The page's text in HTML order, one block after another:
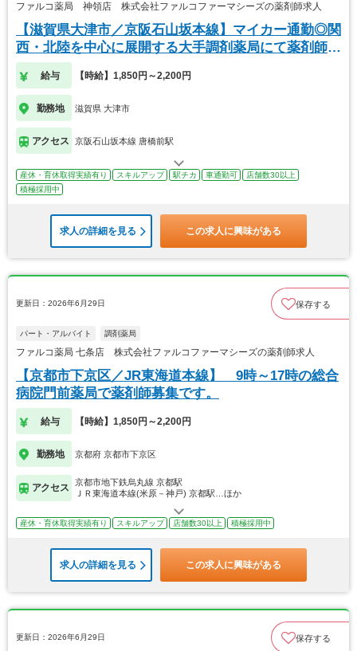
ファルコ薬局 神領店 株式会社ファルコファーマシーズの薬剤師求人
【滋賀県大津市／京阪石山坂本線】マイカー通勤◎関
西・北陸を中心に展開する大手調剤薬局にて薬剤師の
募集
給与 【時給】1,850円～2,200円
勤務地 滋賀県 大津市
アクセス 京阪石山坂本線 唐橋前駅
産休・育休取得実績有り スキルアップ 駅チカ 車通勤可
店舗数30以上
積極採用中
求人の詳細を見る この求人に興味がある
更新日：2026年6月29日 保存する
パート・アルバイト 調剤薬局
ファルコ薬局 七条店 株式会社ファルコファーマシーズの薬剤師求人
【京都市下京区／JR東海道本線】 9時～17時の総合
病院門前薬局で薬剤師募集です。
給与 【時給】1,850円～2,200円
勤務地 京都府 京都市下京区
アクセス
京都市地下鉄烏丸線 京都駅
ＪＲ東海道本線(米原－神戸) 京都駅…ほか
産休・育休取得実績有り スキルアップ 店舗数30以上 積極採用中
求人の詳細を見る この求人に興味がある
更新日：2026年6月29日 保存する